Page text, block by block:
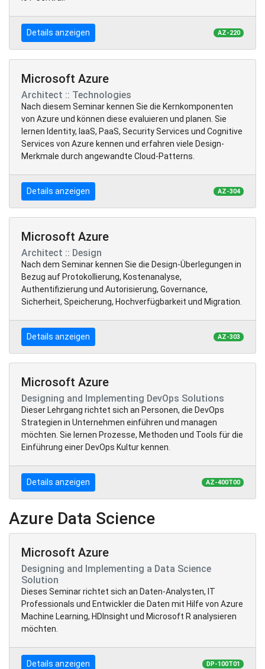
Details anzeigen AZ-220
Microsoft Azure
Architect :: Technologies
Nach diesem Seminar kennen Sie die Kernkomponenten
von Azure und können diese evaluieren und planen. Sie
lernen Identity, IaaS, PaaS, Security Services und Cognitive
Services von Azure kennen und erfahren viele Design-
Merkmale durch angewandte Cloud-Patterns.
Details anzeigen AZ-304
Microsoft Azure
Architect :: Design
Nach dem Seminar kennen Sie die Design-Überlegungen in
Bezug auf Protokollierung, Kostenanalyse,
Authentifizierung und Autorisierung, Governance,
Sicherheit, Speicherung, Hochverfügbarkeit und Migration.
Details anzeigen AZ-303
Microsoft Azure
Designing and Implementing DevOps Solutions
Dieser Lehrgang richtet sich an Personen, die DevOps
Strategien in Unternehmen einführen und managen
möchten. Sie lernen Prozesse, Methoden und Tools für die
Einführung einer DevOps Kultur kennen.
Details anzeigen AZ-400T00
Azure Data Science
Microsoft Azure
Designing and Implementing a Data Science
Solution
Dieses Seminar richtet sich an Daten-Analysten, IT
Professionals und Entwickler die Daten mit Hilfe von Azure
Machine Learning, HDInsight und Microsoft R analysieren
möchten.
Details anzeigen DP-100T01